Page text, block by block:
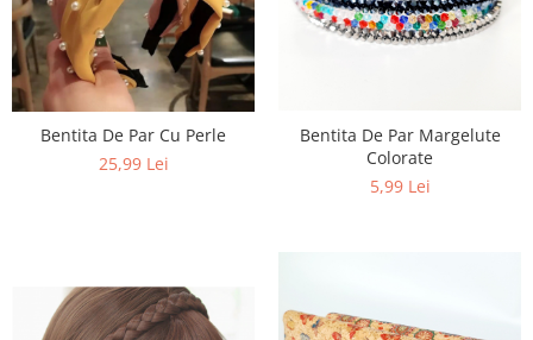
Bentita De Par Cu Perle
25,99 Lei
Bentita De Par Margelute
Colorate
5,99 Lei